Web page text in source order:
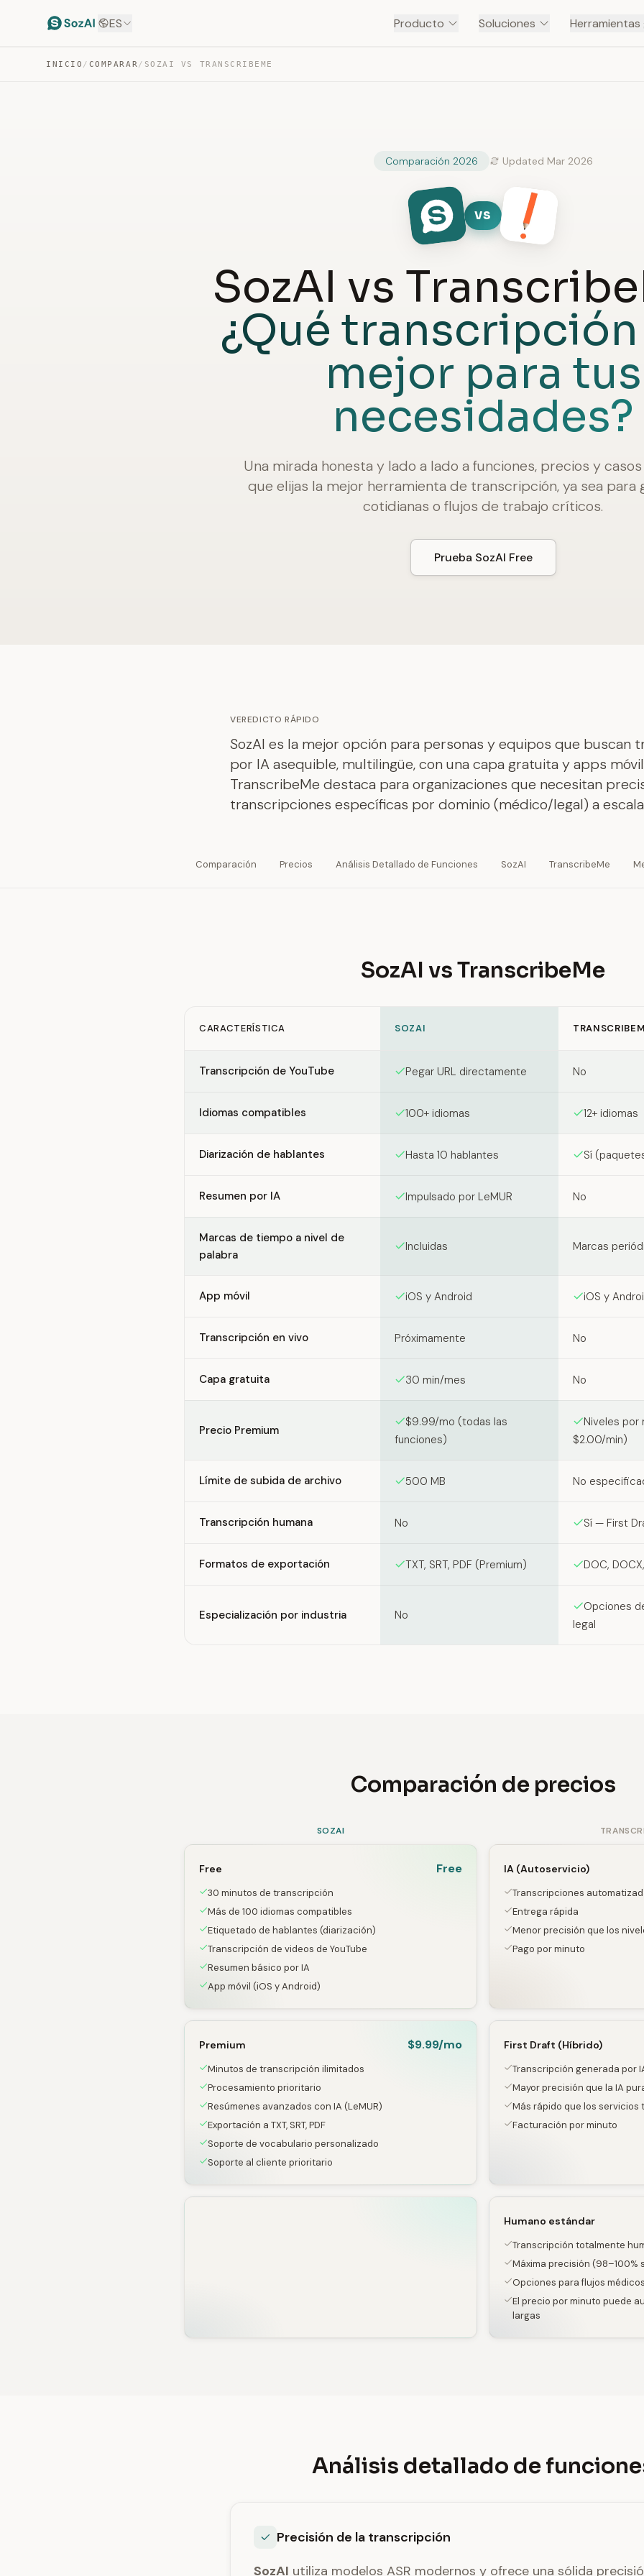
ES Producto Soluciones
INICIO / COMPARAR / SOZAI VS TRANSCRIBEME
Comparación 2026 Updated Mar 2026
VS
SozAI vs
¿Qué transcripción
mejor para tus
necesidades?
Una mirada honesta y lado a lado a funciones, precios y
que elijas la mejor herramienta de transcripción, ya sea para
cotidianas o flujos de trabajo críticos.
Prueba SozAI Free
VEREDICTO RÁPIDO
SozAI es la mejor opción para personas y equipos que buscan
por IA asequible, multilingüe, con una capa gratuita y apps
TranscribeMe destaca para organizaciones que necesitan
transcripciones específicas por dominio (médico/legal) a
Comparación Precios Análisis Detallado de Funciones SozAI TranscribeMe
SozAI vs TranscribeMe
CARACTERÍSTICA SOZAI
Transcripción de YouTube Pegar URL directamente No
Idiomas compatibles 100+ idiomas 12+ idiomas
Diarización de hablantes Hasta 10 hablantes Sí
Resumen por IA Impulsado por LeMUR No
Marcas de tiempo a nivel de
palabra
Incluidas Marcas
App móvil iOS y Android iOS y
Transcripción en vivo Próximamente No
Capa gratuita 30 min/mes No
Precio Premium
$9.99/mo (todas las
funciones)
Niveles por
$2.00/min)
Límite de subida de archivo 500 MB No
Transcripción humana No Sí — First
Formatos de exportación TXT, SRT, PDF (Premium) DOC,
Especialización por industria No
Opciones
legal
Comparación de precios
SOZAI
Free Free
30 minutos de transcripción
Más de 100 idiomas compatibles
Etiquetado de hablantes (diarización)
Transcripción de videos de YouTube
Resumen básico por IA
App móvil (iOS y Android)
IA (Autoservicio)
Transcripciones
Entrega rápida
Menor precisión que los
Pago por minuto
Premium $9.99/mo
Minutos de transcripción ilimitados
Procesamiento prioritario
Resúmenes avanzados con IA (LeMUR)
Exportación a TXT, SRT, PDF
Soporte de vocabulario personalizado
Soporte al cliente prioritario
First Draft (Híbrido)
Transcripción generada por
Mayor precisión que la IA
Más rápido que los servicios
Facturación por minuto
Humano estándar
Transcripción totalmente
Máxima precisión (98–100%
Opciones para flujos
El precio por minuto puede
largas
Análisis detallado de
Precisión de la transcripción
SozAI utiliza modelos ASR modernos y ofrece una sólida